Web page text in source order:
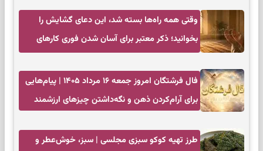
وقتی همه راه‌ها بسته شد، این دعای گشایش را
بخوانید؛ ذکر معتبر برای آسان شدن فوری کارهای
فال فرشتگان امروز جمعه ۱۶ مرداد ۱۴۰۵ | پیام‌هایی
برای آرام‌کردن ذهن و نگه‌داشتن چیزهای ارزشمند
طرز تهیه کوکو سبزی مجلسی | سبز، خوش‌عطر و